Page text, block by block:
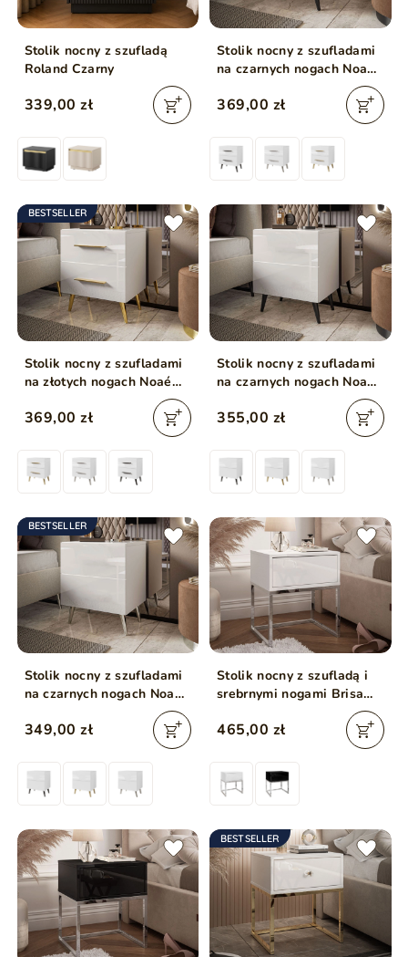
Stolik nocny z szufladą
Roland Czarny
339,00 zł
Stolik nocny z szufladami
na czarnych nogach Noaé
369,00 zł
BESTSELLER
Stolik nocny z szufladami
na złotych nogach Noaé
369,00 zł
Stolik nocny z szufladami
na czarnych nogach Noaé
355,00 zł
BESTSELLER
Stolik nocny z szufladami
na czarnych nogach Noaé
349,00 zł
Stolik nocny z szufladą i
srebrnymi nogami Brisa
465,00 zł
BESTSELLER